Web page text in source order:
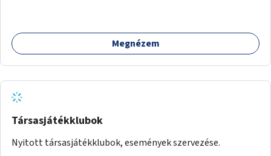
Megnézem
Társasjátékklubok
Nyitott társasjátékklubok, események szervezése.